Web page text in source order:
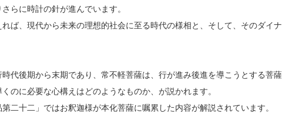
らに時計の針が進んでいます。
ば、現代から未来の理想的社会に至る時代の様相と、そして、そのダイ
代後期から末期であり、常不軽菩薩は、行が進み後進を導こうとする菩薩
のに必要な心構えはどのようなものか、が説かれます。
二十二」ではお釈迦様が本化菩薩に嘱累した内容が解説されています。